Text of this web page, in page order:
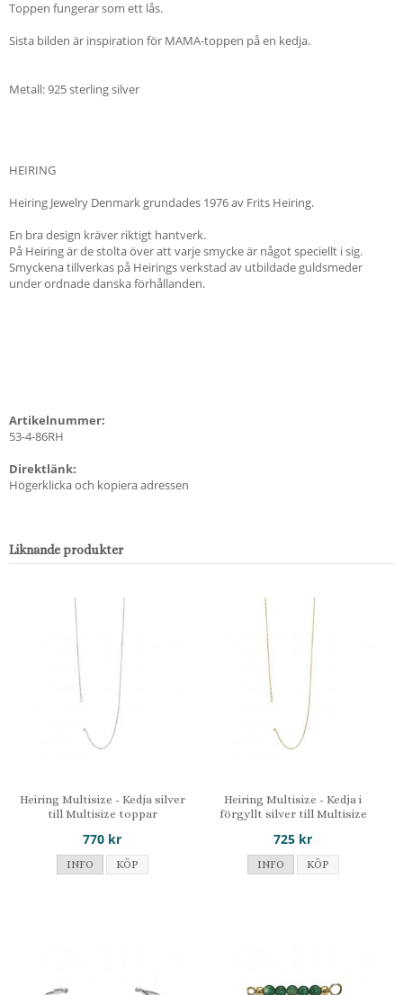
Toppen fungerar som ett lås.
Sista bilden är inspiration för MAMA-toppen på en kedja.
Metall: 925 sterling silver
HEIRING
Heiring Jewelry Denmark grundades 1976 av Frits Heiring.
En bra design kräver riktigt hantverk.
På Heiring är de stolta över att varje smycke är något speciellt i sig.
Smyckena tillverkas på Heirings verkstad av utbildade guldsmeder
under ordnade danska förhållanden.
Artikelnummer:
53-4-86RH
Direktlänk:
Högerklicka och kopiera adressen
Liknande produkter
Heiring Multisize - Kedja silver
till Multisize toppar
770 kr
INFO KÖP
Heiring Multisize - Kedja i
förgyllt silver till Multisize
725 kr
INFO KÖP